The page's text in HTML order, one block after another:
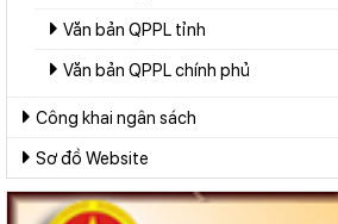
Văn bản QPPL tỉnh
Văn bản QPPL chính phủ
Công khai ngân sách
Sơ đồ Website